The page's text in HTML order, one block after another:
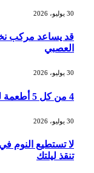
30 يوليو، 2026
قد يساعد مركب
العصبي
30 يوليو، 2026
30 يوليو، 2026
لا تستطيع النوم
تنقذ ليلتك